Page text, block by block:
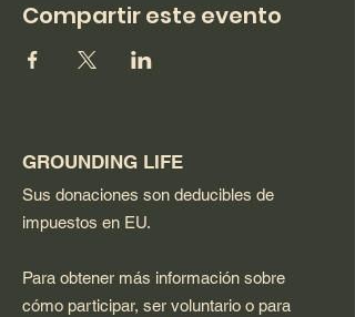
Compartir este evento
GROUNDING LIFE
Sus donaciones son deducibles de
impuestos en EU.
Para obtener más información sobre
cómo participar, ser voluntario o para